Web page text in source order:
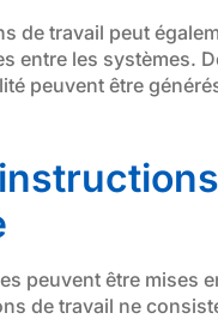
de travail peut
entre les systèmes.
peuvent être
peuvent être
de travail ne